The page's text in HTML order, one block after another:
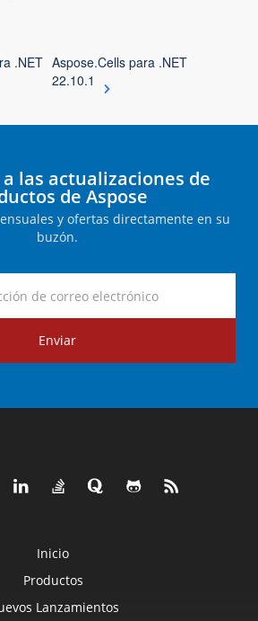
.NET Aspose.Cells para .NET
22.10.1
las actualizaciones de
de Aspose
y ofertas directamente en su
buzón.
Enviar
Inicio
Productos
Lanzamientos